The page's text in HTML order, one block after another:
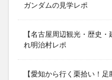
ガンダムの見学レポ
【名古屋周辺観光・歴史
れ明治村レポ
【愛知から行く栗拾い！